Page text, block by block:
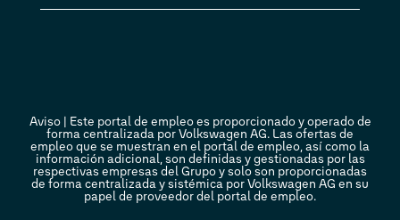
Aviso | Este portal de empleo es proporcionado y operado de
forma centralizada por Volkswagen AG. Las ofertas de
empleo que se muestran en el portal de empleo, así como la
información adicional, son definidas y gestionadas por las
respectivas empresas del Grupo y solo son proporcionadas
de forma centralizada y sistémica por Volkswagen AG en su
papel de proveedor del portal de empleo.